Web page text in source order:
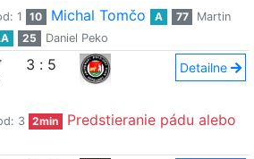
1 10 Michal Tomčo A 77
Martin
25 Daniel Peko
3 : 5 Detailne
3 2min
Predstieranie pádu alebo